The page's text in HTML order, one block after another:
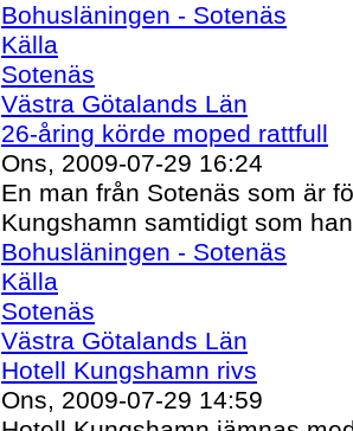
Bohusläningen - Sotenäs
Källa
Sotenäs
Västra Götalands Län
26-åring körde moped rattfull
Ons, 2009-07-29 16:24
En man från Sotenäs som är
Kungshamn samtidigt som
Bohusläningen - Sotenäs
Källa
Sotenäs
Västra Götalands Län
Hotell Kungshamn rivs
Ons, 2009-07-29 14:59